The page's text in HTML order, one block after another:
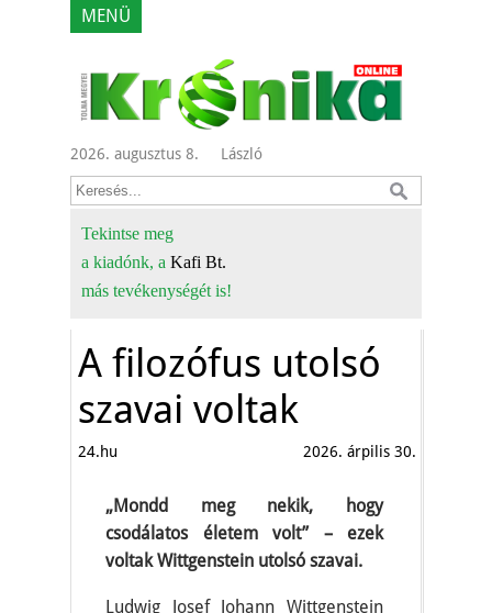
MENÜ
2026. augusztus 8. László
Tekintse meg
a kiadónk, a Kafi Bt.
más tevékenységét is!
A filozófus utolsó
szavai voltak
24.hu 2026. árpilis 30.
„Mondd meg nekik, hogy
csodálatos életem volt” – ezek
voltak Wittgenstein utolsó szavai.
Ludwig Josef Johann Wittgenstein